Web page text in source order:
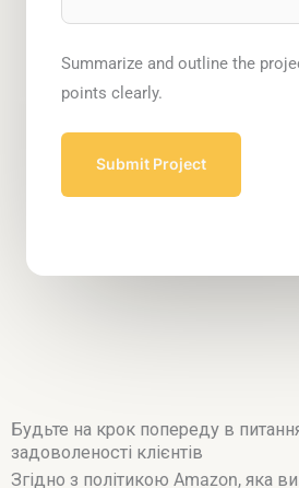
Summarize and outline the
points clearly.
Будьте на крок попереду в
задоволеності клієнтів
Згідно з політикою Amazon, яка